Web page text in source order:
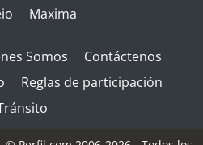
Maxima
Somos
Contáctenos
Reglas de participación